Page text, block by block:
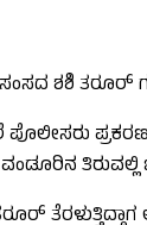
ಶಶಿ
ಪ್ರಕರಣ
ವೇಳೆ ವಂಡೂರಿನ